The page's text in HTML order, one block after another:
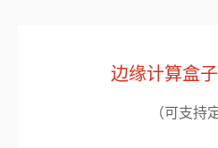
边缘计算盒
（可支持